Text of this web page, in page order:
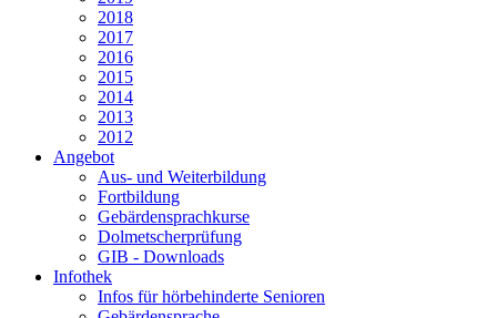
2018
2017
2016
2015
2014
2013
2012
Angebot
Aus- und Weiterbildung
Fortbildung
Gebärdensprachkurse
Dolmetscherprüfung
GIB - Downloads
Infothek
Infos für hörbehinderte Senioren